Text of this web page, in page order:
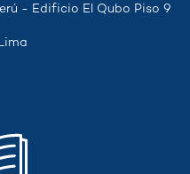
- Edificio El Qubo Piso 9